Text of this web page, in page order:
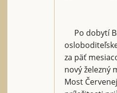
Po dobytí
za päť
nový železný
Most